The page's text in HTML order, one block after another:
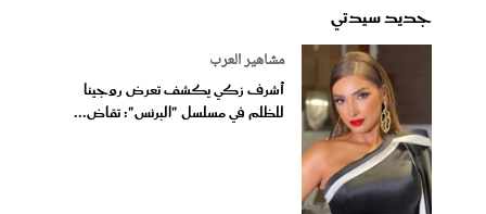
جديد سيدتي
مشاهير العرب
أشرف زكي يكشف تعرض روجينا
للظلم في مسلسل "البرنس": تقاض...